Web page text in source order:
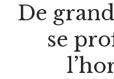
De
se